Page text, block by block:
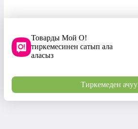
Товарды Мой О!
тиркемесинен сатып ала
аласыз
Тиркемеден ачуу